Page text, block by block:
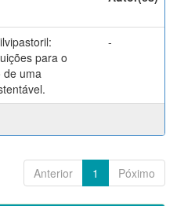
para o
de uma
-
Anterior 1 Póximo